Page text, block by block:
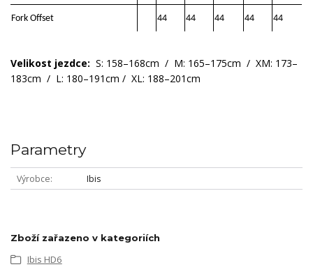
Fork Offset 44 44 44 44 44
Velikost jezdce: S: 158–168cm / M: 165–175cm / XM: 173–
183cm / L: 180–191cm / XL: 188–201cm
Parametry
Výrobce Ibis
Zboží zařazeno v kategoriích
Ibis HD6